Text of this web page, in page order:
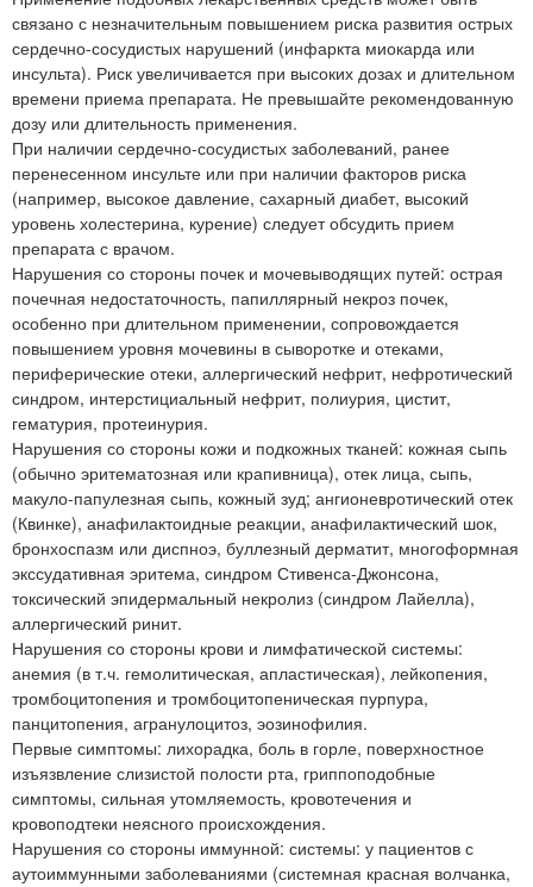
связано с незначительным повышением риска развития острых
сердечно-сосудистых нарушений (инфаркта миокарда или
инсульта). Риск увеличивается при высоких дозах и длительном
времени приема препарата. Не превышайте рекомендованную
дозу или длительность применения.
При наличии сердечно-сосудистых заболеваний, ранее
перенесенном инсульте или при наличии факторов риска
(например, высокое давление, сахарный диабет, высокий
уровень холестерина, курение) следует обсудить прием
препарата с врачом.
Нарушения со стороны почек и мочевыводящих путей: острая
почечная недостаточность, папиллярный некроз почек,
особенно при длительном применении, сопровождается
повышением уровня мочевины в сыворотке и отеками,
периферические отеки, аллергический нефрит, нефротический
синдром, интерстициальный нефрит, полиурия, цистит,
гематурия, протеинурия.
Нарушения со стороны кожи и подкожных тканей: кожная сыпь
(обычно эритематозная или крапивница), отек лица, сыпь,
макуло-папулезная сыпь, кожный зуд; ангионевротический отек
(Квинке), анафилактоидные реакции, анафилактический шок,
бронхоспазм или диспноэ, буллезный дерматит, многоформная
экссудативная эритема, синдром Стивенса-Джонсона,
токсический эпидермальный некролиз (синдром Лайелла),
аллергический ринит.
Нарушения со стороны крови и лимфатической системы:
анемия (в т.ч. гемолитическая, апластическая), лейкопения,
тромбоцитопения и тромбоцитопеническая пурпура,
панцитопения, агранулоцитоз, эозинофилия.
Первые симптомы: лихорадка, боль в горле, поверхностное
изъязвление слизистой полости рта, гриппоподобные
симптомы, сильная утомляемость, кровотечения и
кровоподтеки неясного происхождения.
Нарушения со стороны иммунной: системы: у пациентов с
аутоиммунными заболеваниями (системная красная волчанка,